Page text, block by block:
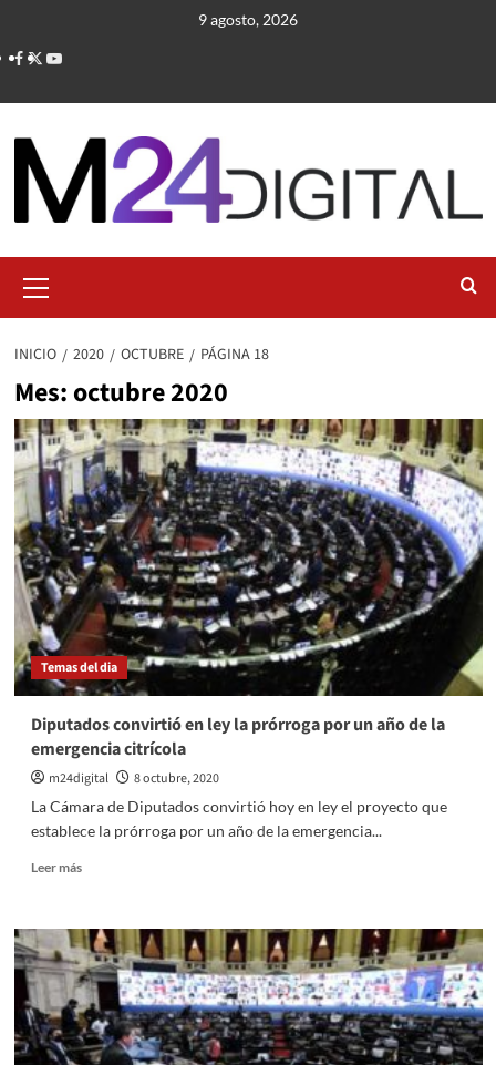
contenido
9 agosto, 2026
primario
INICIO 2020 OCTUBRE PÁGINA 18
Mes: octubre 2020
Temas del dia
Diputados convirtió en ley la prórroga por un año de la
emergencia citrícola
m24digital
8 octubre, 2020
La Cámara de Diputados convirtió hoy en ley el proyecto que
establece la prórroga por un año de la emergencia...
Leer másLeer
Diputados
convirtió
en
ley
la
prórroga
por